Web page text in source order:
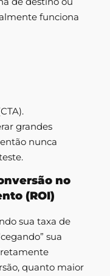
funciona
grandes
nunca
no
(ROI)
sua taxa de
sua
quanto maior